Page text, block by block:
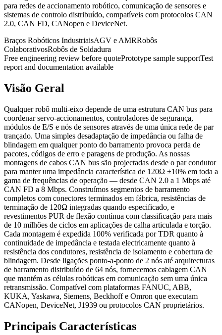
para redes de accionamento robótico, comunicação de sensores e
sistemas de controlo distribuído, compatíveis com protocolos CAN
2.0, CAN FD, CANopen e DeviceNet.
Braços Robóticos IndustriaisAGV e AMRRobôs
ColaborativosRobôs de Soldadura
Free engineering review before quotePrototype sample supportTest
report and documentation available
Visão Geral
Qualquer robô multi-eixo depende de uma estrutura CAN bus para
coordenar servo-accionamentos, controladores de segurança,
módulos de E/S e nós de sensores através de uma única rede de par
trançado. Uma simples desadaptação de impedância ou falha de
blindagem em qualquer ponto do barramento provoca perda de
pacotes, códigos de erro e paragens de produção. As nossas
montagens de cabos CAN bus são projectadas desde o par condutor
para manter uma impedância característica de 120Ω ±10% em toda a
gama de frequências de operação — desde CAN 2.0 a 1 Mbps até
CAN FD a 8 Mbps. Construímos segmentos de barramento
completos com conectores terminados em fábrica, resistências de
terminação de 120Ω integradas quando especificado, e
revestimentos PUR de flexão contínua com classificação para mais
de 10 milhões de ciclos em aplicações de calha articulada e torção.
Cada montagem é expedida 100% verificada por TDR quanto à
continuidade de impedância e testada electricamente quanto à
resistência dos condutores, resistência de isolamento e cobertura de
blindagem. Desde ligações ponto-a-ponto de 2 nós até arquitecturas
de barramento distribuído de 64 nós, fornecemos cablagem CAN
que mantém as células robóticas em comunicação sem uma única
retransmissão. Compatível com plataformas FANUC, ABB,
KUKA, Yaskawa, Siemens, Beckhoff e Omron que executam
CANopen, DeviceNet, J1939 ou protocolos CAN proprietários.
Principais Características